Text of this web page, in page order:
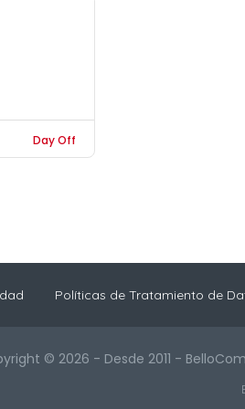
Day Off
Políticas de Tratamiento de
© 2026 - Desde 2011 -